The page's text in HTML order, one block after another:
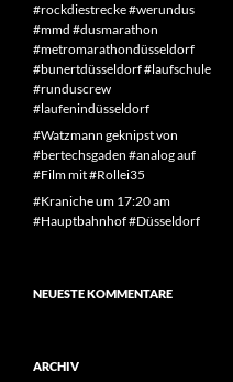
#rockdiestrecke #werundus
#mmd #dusmarathon
#metromarathondüsseldorf
#bunertdüsseldorf #laufschule
#runduscrew
#laufenindüsseldorf
#Watzmann geknipst von
#bertechsgaden #analog auf
#Film mit #Rollei35
#Kraniche um 17:20 am
#Hauptbahnhof #Düsseldorf
NEUESTE KOMMENTARE
ARCHIV